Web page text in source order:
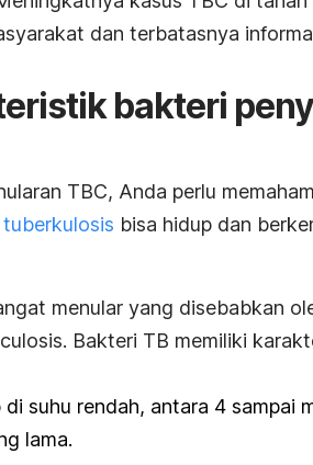
dan terbatasnya
bakteri
TBC, Anda perlu
bisa hidup dan
menular yang disebabkan
. Bakteri TB memiliki
suhu rendah, antara 4 sampai
lama.